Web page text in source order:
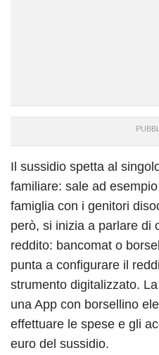
Il sussidio spetta al
familiare: sale ad
famiglia con i genitori
però, si inizia a parlare di
reddito: bancomat o
punta a configurare il
strumento digitalizzato.
una App con borsellino
effettuare le spese e gli
euro del sussidio.